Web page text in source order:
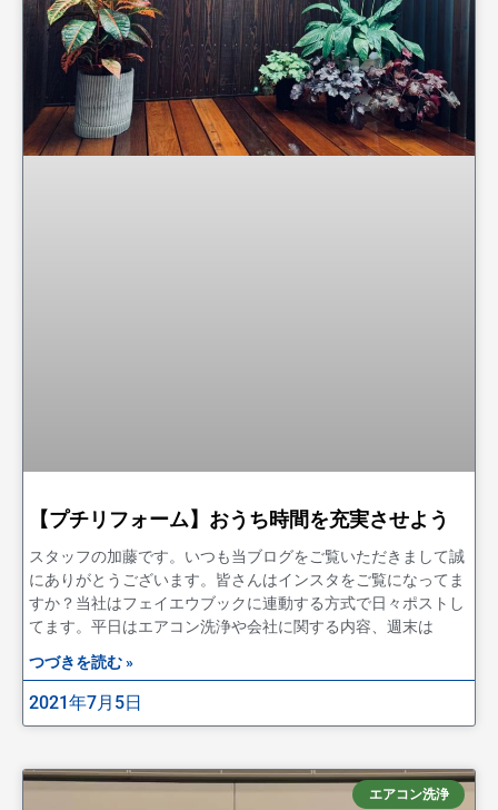
【プチリフォーム】おうち時間を充実させよう
スタッフの加藤です。いつも当ブログをご覧いただきまして誠
にありがとうございます。皆さんはインスタをご覧になってま
すか？当社はフェイエウブックに連動する方式で日々ポストし
てます。平日はエアコン洗浄や会社に関する内容、週末は
つづきを読む »
2021年7月5日
エアコン洗浄